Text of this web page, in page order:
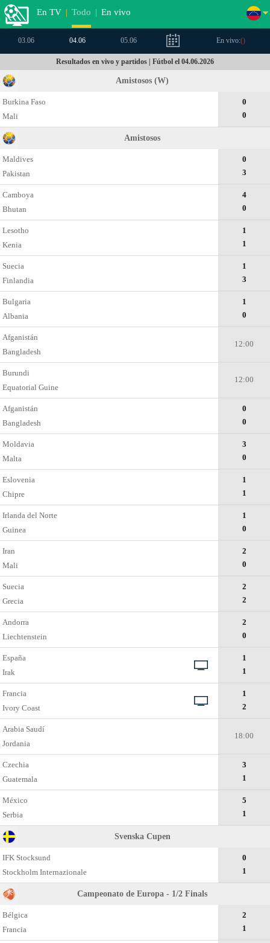
En TV | Todo | En vivo
03.06 04.06 05.06 En vivo:()
Resultados en vivo y partidos | Fútbol el 04.06.2026
Amistosos (W)
Burkina Faso
Mali
0
0
Amistosos
Maldives
Pakistan
0
3
Camboya
Bhutan
4
0
Lesotho
Kenia
1
1
Suecia
Finlandia
1
3
Bulgaria
Albania
1
0
Afganistán
Bangladesh
12:00
Burundi
Equatorial Guine
12:00
Afganistán
Bangladesh
0
0
Moldavia
Malta
3
0
Eslovenia
Chipre
1
1
Irlanda del Norte
Guinea
1
0
Iran
Mali
2
0
Suecia
Grecia
2
2
Andorra
Liechtenstein
2
0
España
Irak
1
1
Francia
Ivory Coast
1
2
Arabia Saudí
Jordania
18:00
Czechia
Guatemala
3
1
México
Serbia
5
1
Svenska Cupen
IFK Stocksund
Stockholm Internazionale
0
1
Campeonato dе Europa - 1/2 Finals
Bélgica
Francia
2
1